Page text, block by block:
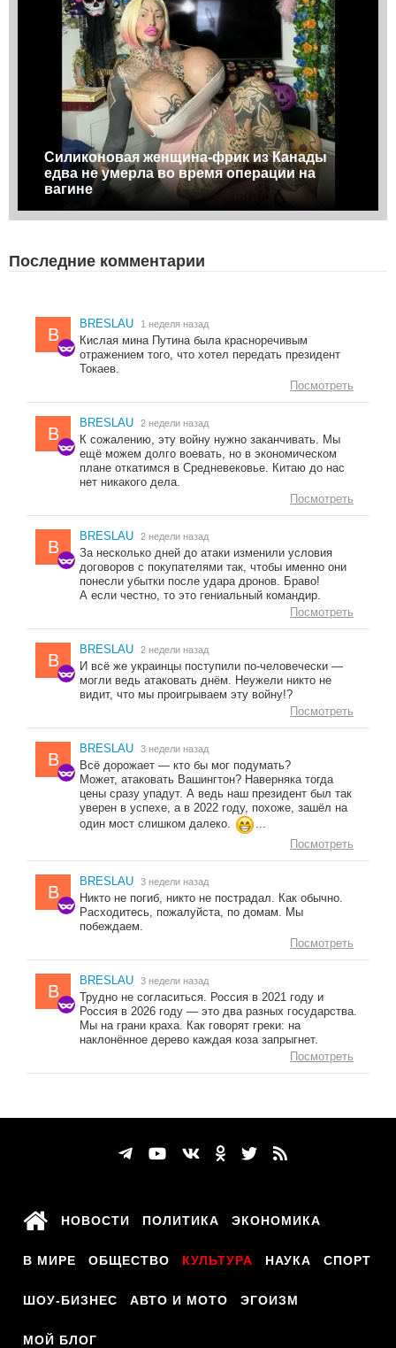
Силиконовая женщина-фрик из Канады
едва не умерла во время операции на
вагине
Последние комментарии
B
BRESLAU 1 неделя назад
Кислая мина Путина была красноречивым
отражением того, что хотел передать президент
Токаев.
Посмотреть
B
BRESLAU 2 недели назад
К сожалению, эту войну нужно заканчивать. Мы
ещё можем долго воевать, но в экономическом
плане откатимся в Средневековье. Китаю до нас
нет никакого дела.
Посмотреть
B
BRESLAU 2 недели назад
За несколько дней до атаки изменили условия
договоров с покупателями так, чтобы именно они
понесли убытки после удара дронов. Браво!
А если честно, то это гениальный командир.
Посмотреть
B
BRESLAU 2 недели назад
И всё же украинцы поступили по-человечески —
могли ведь атаковать днём. Неужели никто не
видит, что мы проигрываем эту войну!?
Посмотреть
B
BRESLAU 3 недели назад
Всё дорожает — кто бы мог подумать?
Может, атаковать Вашингтон? Наверняка тогда
цены сразу упадут. А ведь наш президент был так
уверен в успехе, а в 2022 году, похоже, зашёл на
один мост слишком далеко.
...
Посмотреть
B
BRESLAU 3 недели назад
Никто не погиб, никто не пострадал. Как обычно.
Расходитесь, пожалуйста, по домам. Мы
побеждаем.
Посмотреть
B
BRESLAU 3 недели назад
Трудно не согласиться. Россия в 2021 году и
Россия в 2026 году — это два разных государства.
Мы на грани краха. Как говорят греки: на
наклонённое дерево каждая коза запрыгнет.
Посмотреть
НОВОСТИ ПОЛИТИКА ЭКОНОМИКА
В МИРЕ ОБЩЕСТВО КУЛЬТУРА НАУКА СПОРТ
ШОУ-БИЗНЕС АВТО И МОТО ЭГОИЗМ
МОЙ БЛОГ